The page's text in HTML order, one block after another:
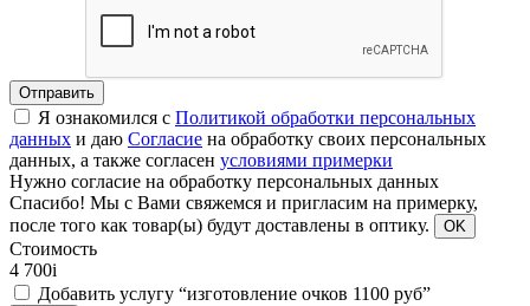
Отправить
Я ознакомился с Политикой обработки персональных
данных и даю Согласие на обработку своих персональных
данных, а также согласен условиями примерки
Нужно согласие на обработку персональных данных
Спасибо! Мы с Вами свяжемся и пригласим на примерку,
после того как товар(ы) будут доставлены в оптику.
OK
Стоимость
4 700i
Добавить услугу “изготовление очков 1100 руб”